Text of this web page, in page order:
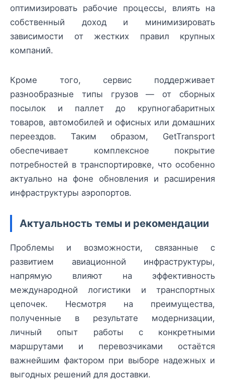
оптимизировать рабочие процессы, влиять на
собственный доход и минимизировать
зависимости от жестких правил крупных
компаний.
Кроме того, сервис поддерживает
разнообразные типы грузов — от сборных
посылок и паллет до крупногабаритных
товаров, автомобилей и офисных или домашних
переездов. Таким образом, GetTransport
обеспечивает комплексное покрытие
потребностей в транспортировке, что особенно
актуально на фоне обновления и расширения
инфраструктуры аэропортов.
Актуальность темы и рекомендации
Проблемы и возможности, связанные с
развитием авиационной инфраструктуры,
напрямую влияют на эффективность
международной логистики и транспортных
цепочек. Несмотря на преимущества,
полученные в результате модернизации,
личный опыт работы с конкретными
маршрутами и перевозчиками остаётся
важнейшим фактором при выборе надежных и
выгодных решений для доставки.